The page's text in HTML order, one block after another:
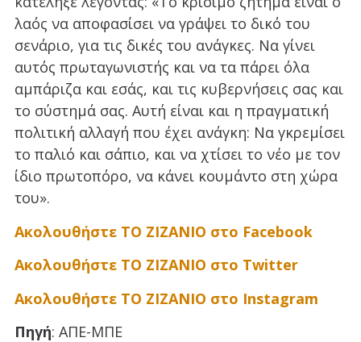
λαός να αποφασίσει να γράψει το δικό του
σενάριο, για τις δικές του ανάγκες. Να γίνει
αυτός πρωταγωνιστής και να τα πάρει όλα
αμπάριζα και εσάς, και τις κυβερνήσεις σας και
το σύστημά σας. Αυτή είναι και η πραγματική
πολιτική αλλαγή που έχει ανάγκη: Να γκρεμίσει
το παλιό και σάπιο, και να χτίσει το νέο με τον
ίδιο πρωτοπόρο, να κάνει κουμάντο στη χώρα
του».
Ακολουθήστε ΤΟ ΖΙΖΑΝΙΟ στο Facebook
Ακολουθήστε ΤΟ ΖΙΖΑΝΙΟ στο Twitter
Ακολουθήστε ΤΟ ΖΙΖΑΝΙΟ στο Instagram
Πηγή: ΑΠΕ-ΜΠΕ